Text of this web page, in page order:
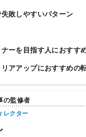
敗しやすいパターン
ーを目指す人におすす
アアップにおすすめの
の監修者
レクター